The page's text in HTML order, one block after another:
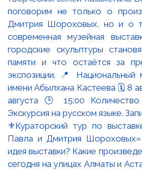
⚜️Кураторский тур по
Павла и Дмитрия
идея выставки? Какие
сегодня на улицах Алматы и